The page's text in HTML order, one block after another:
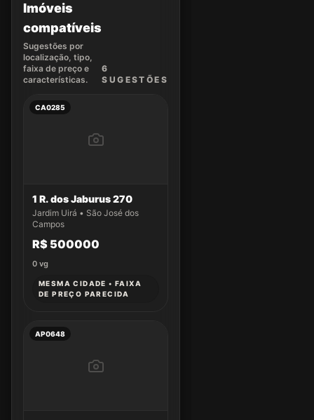
Imóveis
compatíveis
Sugestões por
localização, tipo,
faixa de preço e
características.
6
SUGEST ÕES
CA0285
1 R. dos Jaburus 270
Jardim Uirá • São José dos
Campos
R$ 500000
0 vg
MESMA CIDADE • FAIXA
DE PREÇO PARECIDA
AP0648